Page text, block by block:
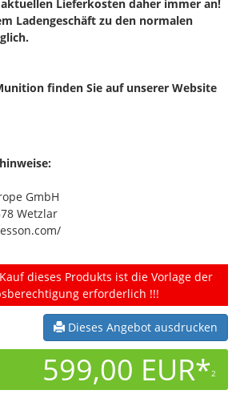
Lieferkosten daher immer an!
Ladengeschäft zu den normalen
finden Sie auf unserer Website
GmbH
Wetzlar
dieses Produkts ist die Vorlage der
erforderlich !!!
Dieses Angebot ausdrucken
599,00 EUR*2